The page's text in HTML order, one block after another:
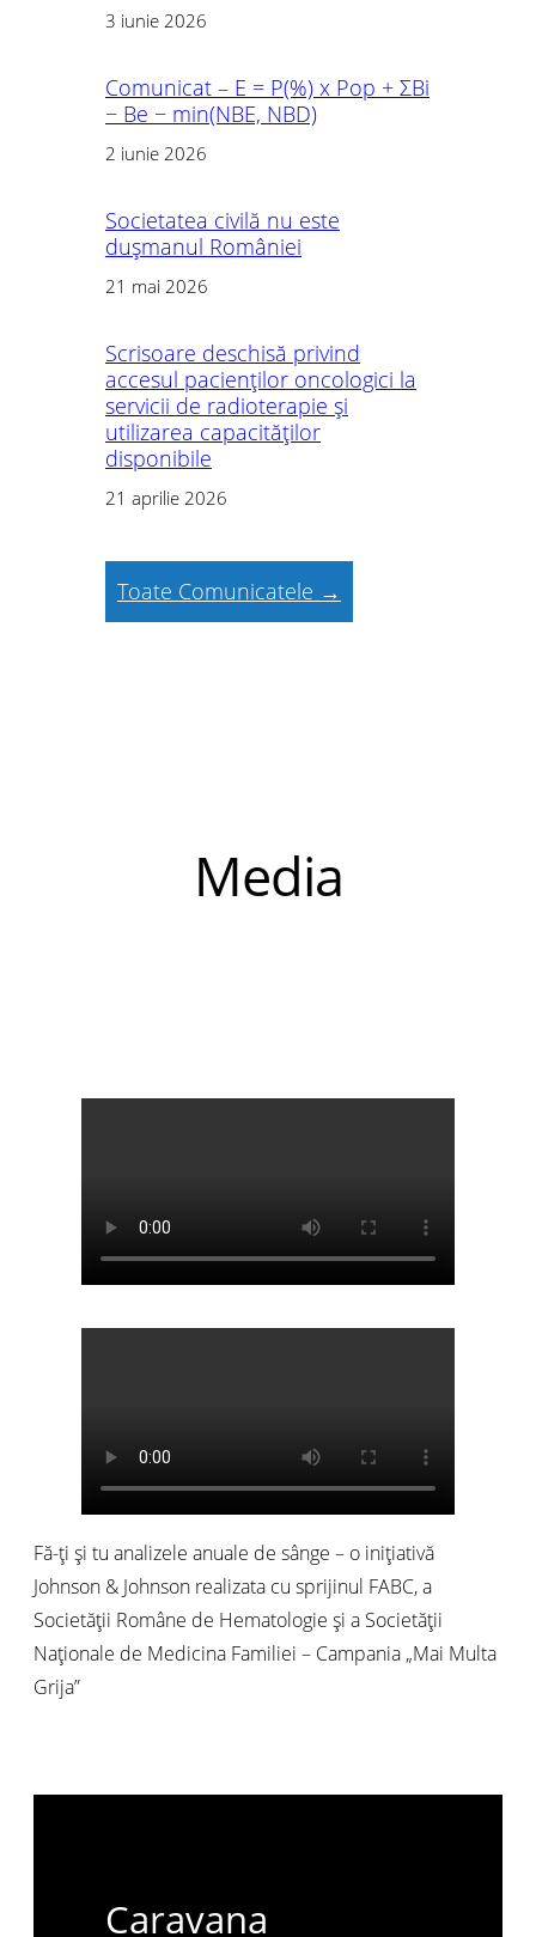
3 iunie 2026
Comunicat – E = P(%) x Pop + ΣBi
− Be − min(NBE, NBD)
2 iunie 2026
Societatea civilă nu este
dușmanul României
21 mai 2026
Scrisoare deschisă privind
accesul pacienților oncologici la
servicii de radioterapie și
utilizarea capacităților
disponibile
21 aprilie 2026
Toate Comunicatele →
Media
Fă-ți și tu analizele anuale de sânge – o inițiativă
Johnson & Johnson realizata cu sprijinul FABC, a
Societății Române de Hematologie și a Societății
Naționale de Medicina Familiei – Campania „Mai Multa
Grija”
Caravana